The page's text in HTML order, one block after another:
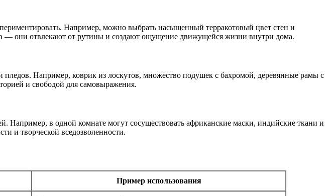
Например, можно выбрать насыщенный терракотовый цвет стен и
— они отвлекают от рутины и создают ощущение движущейся жизни внутри дома.
Например, коврик из лоскутов, множество подушек с бахромой, деревянные рамы с
и свободой для самовыражения.
Например, в одной комнате могут сосуществовать африканские маски, индийские ткани и
и творческой вседозволенности.
Пример использования